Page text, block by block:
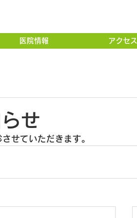
医院情報 アクセス
せ
させていただきます。